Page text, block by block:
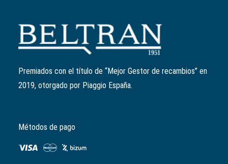
Patín variador
842175
1,23
original
era:
actual
Premiados con el título de “Mejor Gestor de recambios” en
2019, otorgado por Piaggio España.
Métodos de pago